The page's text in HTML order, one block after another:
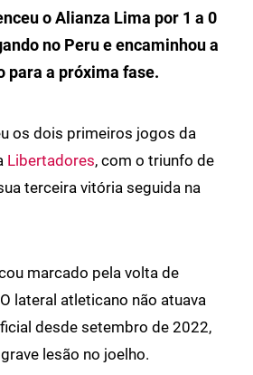
o Alianza Lima por 1 a 0
no Peru e encaminhou a
para a próxima fase.
os dois primeiros jogos da
Libertadores, com o triunfo de
terceira vitória seguida na
marcado pela volta de
lateral atleticano não atuava
desde setembro de 2022,
lesão no joelho.